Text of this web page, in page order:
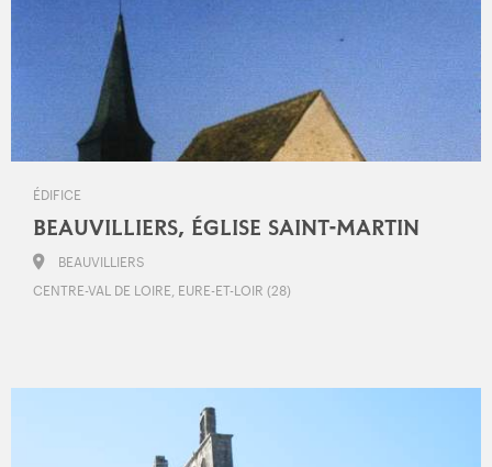
ÉDIFICE
BEAUVILLIERS, ÉGLISE SAINT-MARTIN
BEAUVILLIERS
CENTRE-VAL DE LOIRE, EURE-ET-LOIR (28)